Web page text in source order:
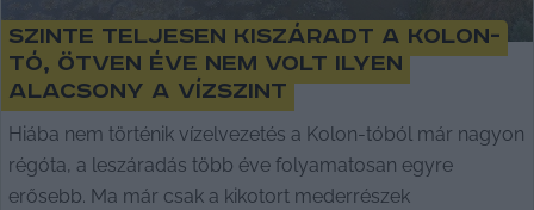
Szinte teljesen kiszáradt a Kolon-
tó, ötven éve nem volt ilyen
alacsony a vízszint
Hiába nem történik vízelvezetés a Kolon-tóból már nagyon
régóta, a leszáradás több éve folyamatosan egyre
erősebb. Ma már csak a kikotort mederrészek